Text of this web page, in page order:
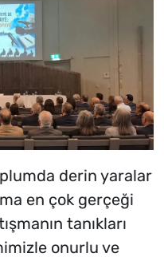
derin yaralar
en çok gerçeği
tanıkları
onurlu ve